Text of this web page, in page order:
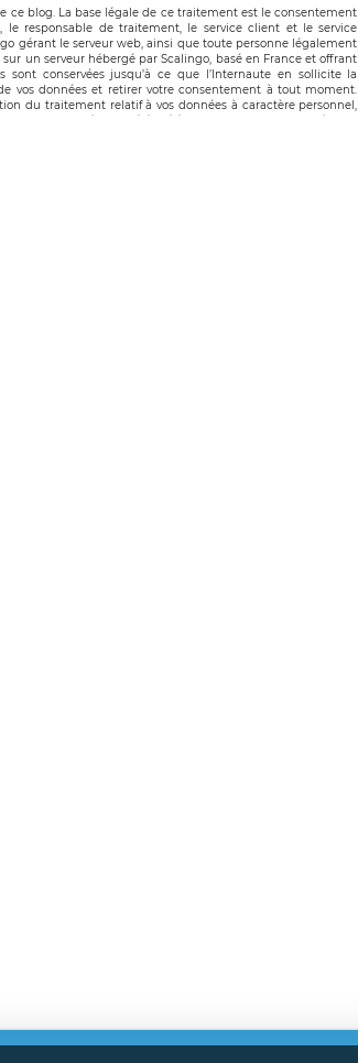
blog. La base légale de ce traitement est le consentement
le responsable de traitement, le service client et le service
gérant le serveur web, ainsi que toute personne légalement
un serveur hébergé par Scalingo, basé en France et offrant
sont conservées jusqu’à ce que l’Internaute en sollicite la
vos données et retirer votre consentement à tout moment.
du traitement relatif à vos données à caractère personnel,
Sédar Senghor, joignable à l’adresse mail :